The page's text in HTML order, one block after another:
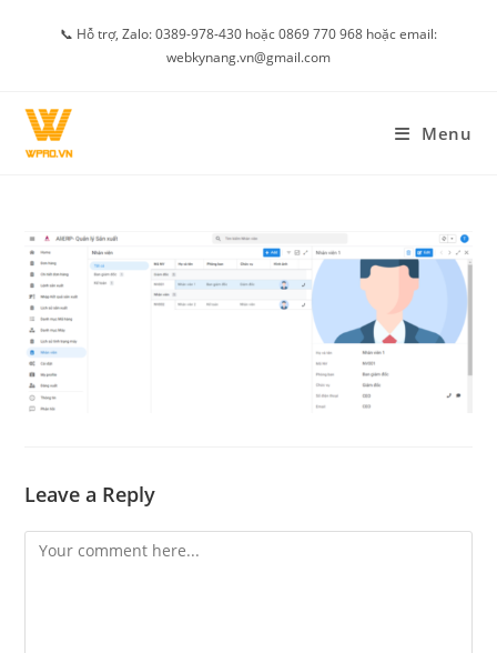
📞 Hỗ trợ, Zalo: 0389-978-430 hoặc 0869 770 968 hoặc email:
webkynang.vn@gmail.com
Menu
Leave a Reply
Comment